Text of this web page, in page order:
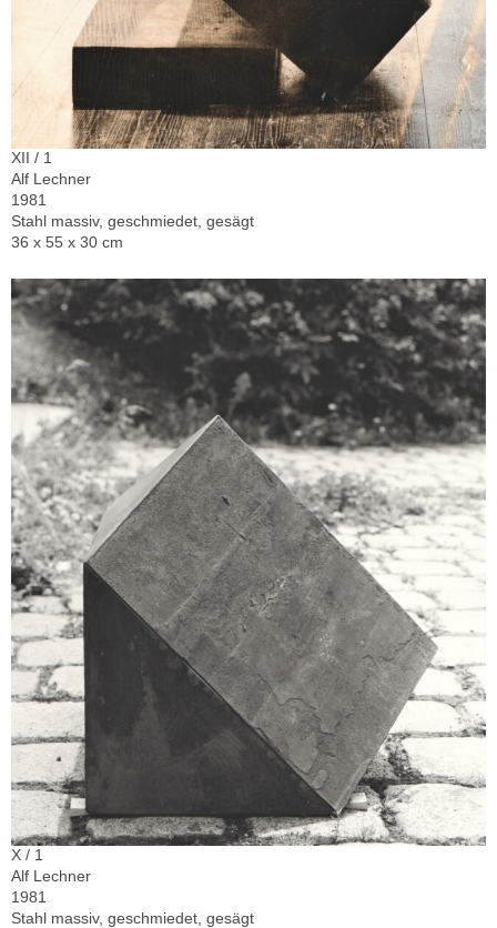
XII / 1
Alf Lechner
1981
Stahl massiv, geschmiedet, gesägt
36 x 55 x 30 cm
X / 1
Alf Lechner
1981
Stahl massiv, geschmiedet, gesägt